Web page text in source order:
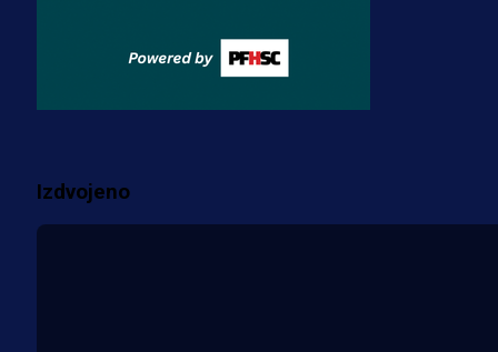
za pranje novca, pretresaju
prostorije FK Borac!
Izdvojeno